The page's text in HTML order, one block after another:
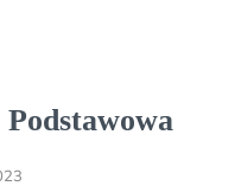
Podstawowa